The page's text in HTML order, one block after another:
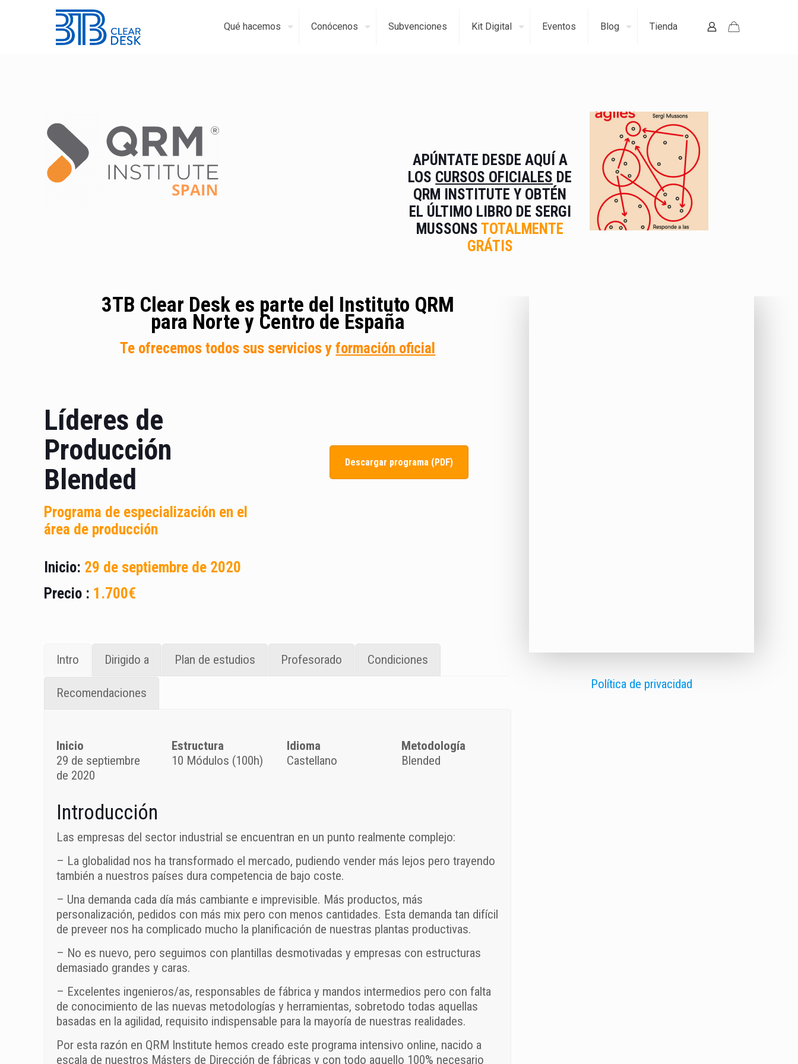
Qué hacemos Conócenos Subvenciones Kit Digital Eventos Blog Tienda
APÚNTATE DESDE AQUÍ A
LOS CURSOS OFICIALES DE
QRM INSTITUTE Y OBTÉN
EL ÚLTIMO LIBRO DE SERGI
MUSSONSTOTALMENTE
GRÁTIS
3TB Clear Desk es parte del Instituto QRM
para Norte y Centro de España
Te ofrecemos todos sus servicios yformación oficial
Líderes de
Producción
Blended
Programa de especialización en el
área de producción
Inicio: 29 de septiembre de 2020
Precio : 1.700€
Descargar programa (PDF)
Intro Dirigido a Plan de estudios Profesorado Condiciones
Recomendaciones
Inicio
29 de septiembre
de 2020
Estructura
10 Módulos (100h)
Idioma
Castellano
Metodología
Blended
Introducción
Las empresas del sector industrial se encuentran en un punto realmente complejo:
– La globalidad nos ha transformado el mercado, pudiendo vender más lejos pero trayendo
también a nuestros países dura competencia de bajo coste.
– Una demanda cada día más cambiante e imprevisible. Más productos, más
personalización, pedidos con más mix pero con menos cantidades. Esta demanda tan difícil
de preveer nos ha complicado mucho la planificación de nuestras plantas productivas.
– No es nuevo, pero seguimos con plantillas desmotivadas y empresas con estructuras
demasiado grandes y caras.
– Excelentes ingenieros/as, responsables de fábrica y mandos intermedios pero con falta
de conocimiento de las nuevas metodologías y herramientas, sobretodo todas aquellas
basadas en la agilidad, requisito indispensable para la mayoría de nuestras realidades.
Por esta razón en QRM Institute hemos creado este programa intensivo online, nacido a
escala de nuestros Másters de Dirección de fábricas y con todo aquello 100% necesario
Política de privacidad